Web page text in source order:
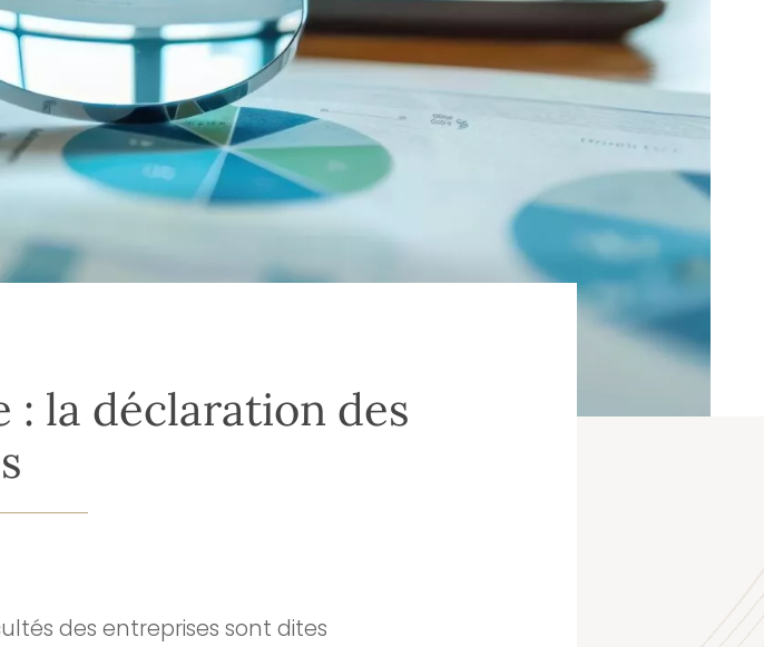
la déclaration des
des entreprises sont dites